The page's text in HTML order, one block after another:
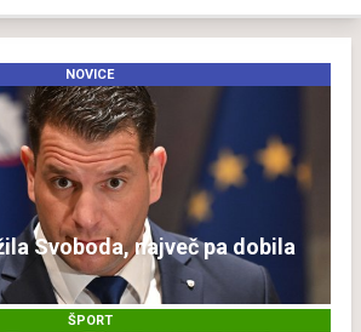
NOVICE
Svoboda, največ pa dobila
ŠPORT